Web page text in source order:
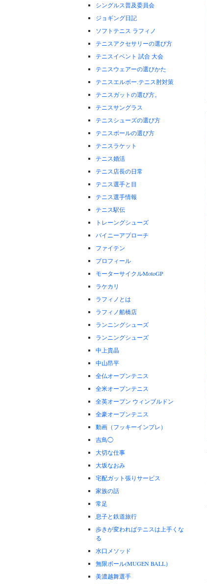
シングルス普及委員会
ジョギング日記
ソフトテニス ラフィノ
テニスアクセサリーの選び方
テニスイベント 試合 大会
テニスウェアーの選びかた
テニスエルボー.テニス肘対策
テニスガットの選び方。
テニスサングラス
テニスシューズの選び方
テニスボールの選び方
テニスラケット
テニス婚活
テニス店長の日常
テニス選手と目
テニス選手情報
テニス駅伝
トレーングシューズ
バイニーアプローチ
ファイテン
プロフィール
モーターサイクルMotoGP
ラケカリ
ラフィノとは
ラフィノ船橋店
ランニングシューズ
ランニングシューズ
中上貴晶
中山昂平
全仏オープンテニス
全米オープンテニス
全英オープン ウィンブルドン
全豪オープンテニス
動画（フッキーインプレ）
吉鳥◯
大切な仕事
大坂なおみ
宅配ガット張りサービス
家族の話
常足
息子と鉄道旅行
歩きが変わればテニスは上手くな
る
水口メソッド
無限ボール(MUGEN BALL）
美濃越舞選手